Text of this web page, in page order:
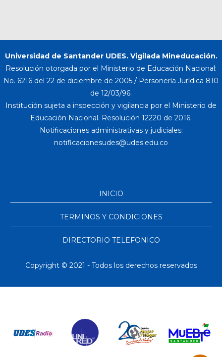
Universidad de Santander UDES. Vigilada Mineducación.
Resolución otorgada por el Ministerio de Educación Nacional:
No. 6216 del 22 de diciembre de 2005 / Personería Jurídica 810
de 12/03/96.
Institución sujeta a inspección y vigilancia por el Ministerio de
Educación Nacional. Resolución 12220 de 2016.
Notificaciones administrativas y judiciales:
INICIO
TERMINOS Y CONDICIONES
DIRECTORIO TELEFONICO
Copyright © 2021 - Todos los derechos reservados